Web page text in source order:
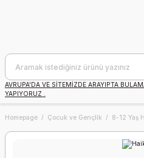
AVRUPA'DA VE SİTEMİZDE ARAYIPTA
YAPIYORUZ .
Homepage Çocuk ve Gençlik 8-12 Yaş